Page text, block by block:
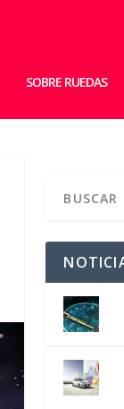
SOBRE RUEDAS